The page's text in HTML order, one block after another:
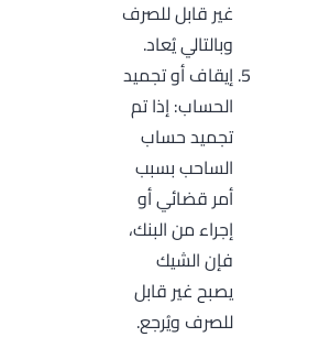
غير قابل للصرف
وبالتالي يُعاد.
إيقاف أو تجميد
الحساب: إذا تم
تجميد حساب
الساحب بسبب
أمر قضائي أو
إجراء من البنك،
فإن الشيك
يصبح غير قابل
للصرف ويُرجع.